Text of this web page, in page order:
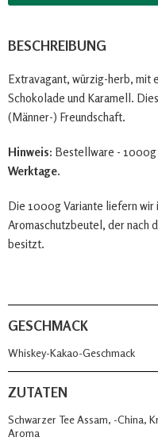
BESCHREIBUNG
Extravagant, würzig-herb, mit
Schokolade und Karamell.
(Männer-) Freundschaft.
Hinweis: Bestellware -
Werktage.
Die 1000g Variante liefern wir
Aromaschutzbeutel, der nach
besitzt.
GESCHMACK
Whiskey-Kakao-Geschmack
ZUTATEN
Schwarzer Tee Assam, -China,
Aroma